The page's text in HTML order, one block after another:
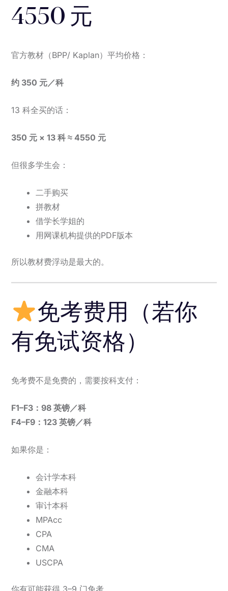
4550 元
官方教材（BPP/ Kaplan）平均价格：
约 350 元／科
13 科全买的话：
350 元 × 13 科 ≈ 4550 元
但很多学生会：
二手购买
拼教材
借学长学姐的
用网课机构提供的PDF版本
所以教材费浮动是最大的。
免考费用（若你
有免试资格）
免考费不是免费的，需要按科支付：
F1–F3：98 英镑／科
F4–F9：123 英镑／科
如果你是：
会计学本科
金融本科
审计本科
MPAcc
CPA
CMA
USCPA